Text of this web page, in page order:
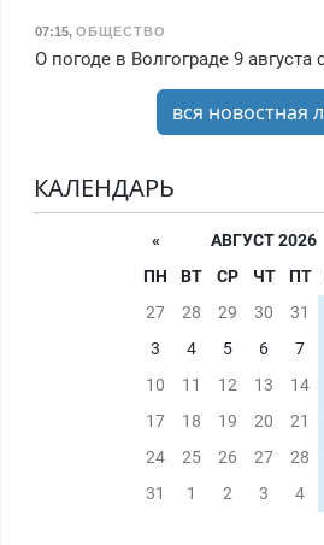
07:15, ОБЩЕСТВО
О погоде в Волгограде 9
вся новостная
КАЛЕНДАРЬ
«
АВГУСТ 2026
ПН
ВТ СР ЧТ ПТ
27
28 29 30 31
3
4 5 6 7
10
11 12 13 14
17
18 19 20 21
24
25 26 27 28
31
1 2 3 4